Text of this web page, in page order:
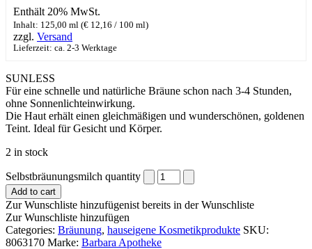
Enthält 20% MwSt.
Inhalt: 125,00 ml (€ 12,16 / 100 ml)
zzgl. Versand
Lieferzeit: ca. 2-3 Werktage
SUNLESS
​Für eine schnelle und natürliche Bräune schon nach 3-4 Stunden,
ohne Sonnenlichteinwirkung.
Die Haut erhält einen gleichmäßigen und wunderschönen, goldenen
Teint. Ideal für Gesicht und Körper.
2 in stock
Selbstbräunungsmilch quantity
Add to cart
Zur Wunschliste hinzufügenist bereits in der Wunschliste
Zur Wunschliste hinzufügen
Categories: Bräunung, hauseigene Kosmetikprodukte SKU:
8063170 Marke: Barbara Apotheke